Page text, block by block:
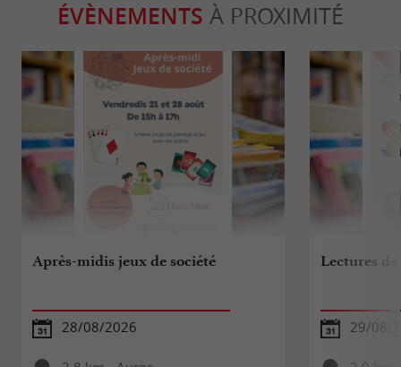
ÉVÈNEMENTS À PROXIMITÉ
Après-midis jeux de société
28/08/2026
Lectures
29/08/